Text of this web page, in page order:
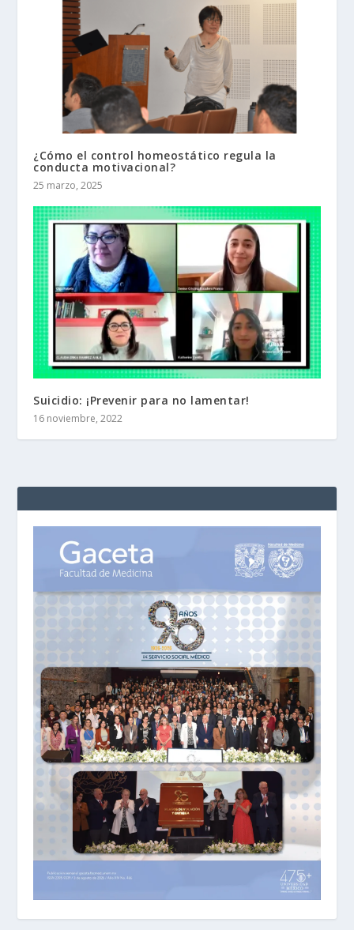
¿Cómo el control homeostático regula la
conducta motivacional?
25 marzo, 2025
Suicidio: ¡Prevenir para no lamentar!
16 noviembre, 2022